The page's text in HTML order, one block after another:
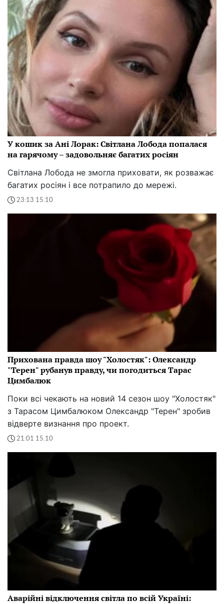
У кошик за Ані Лорак: Світлана Лобода попалася
на гарячому – задовольняє багатих росіян
Світлана Лобода не змогла приховати, як розважає
багатих росіян і все потрапило до мережі.
23:13 15.10
Прихована правда шоу "Холостяк": Олександр
"Терен" рубанув правду, чи погодиться Тарас
Цимбалюк
Поки всі чекають на новий 14 сезон шоу "Холостяк"
з Тарасом Цимбалюком Олександр "Терен" зробив
відверте визнання про проект.
21:01 15.10
Аварійні відключення світла по всій Україні: